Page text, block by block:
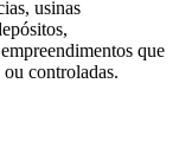
usinas
que
controladas.